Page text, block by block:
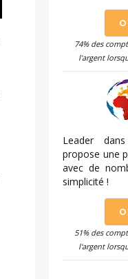
74% des
l'argent
Leader
propose une
avec de
simplicité !
51% des
l'argent